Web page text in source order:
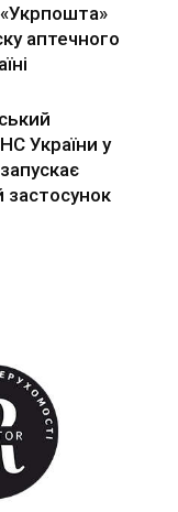
аптечного
України у
застосунок